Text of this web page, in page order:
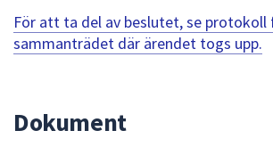
För att ta del av beslutet, se protokoll
sammanträdet där ärendet togs upp.
Dokument